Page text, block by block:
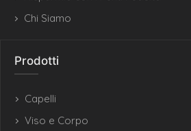
Chi Siamo
Prodotti
Capelli
Viso e Corpo